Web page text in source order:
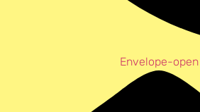
Envelope-open